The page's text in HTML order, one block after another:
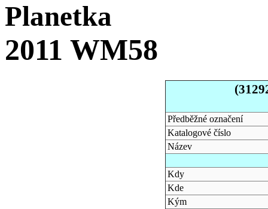
Planetka
2011 WM58
Předběžné označení
Katalogové číslo
Název
Kdy
Kde
Kým